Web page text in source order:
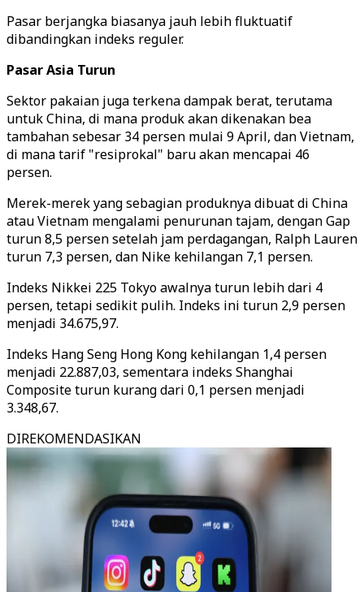
Pasar berjangka biasanya jauh lebih fluktuatif
dibandingkan indeks reguler.
Pasar Asia Turun
Sektor pakaian juga terkena dampak berat, terutama
untuk China, di mana produk akan dikenakan bea
tambahan sebesar 34 persen mulai 9 April, dan Vietnam,
di mana tarif "resiprokal" baru akan mencapai 46
persen.
Merek-merek yang sebagian produknya dibuat di China
atau Vietnam mengalami penurunan tajam, dengan Gap
turun 8,5 persen setelah jam perdagangan, Ralph Lauren
turun 7,3 persen, dan Nike kehilangan 7,1 persen.
Indeks Nikkei 225 Tokyo awalnya turun lebih dari 4
persen, tetapi sedikit pulih. Indeks ini turun 2,9 persen
menjadi 34.675,97.
Indeks Hang Seng Hong Kong kehilangan 1,4 persen
menjadi 22.887,03, sementara indeks Shanghai
Composite turun kurang dari 0,1 persen menjadi
3.348,67.
DIREKOMENDASIKAN